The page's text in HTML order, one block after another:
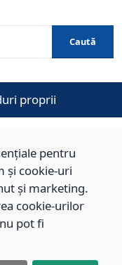
Caută
proprii
pentru
și cookie-uri
și marketing.
cookie-urilor
pot fi